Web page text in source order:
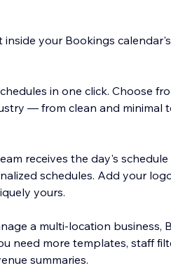
inside your Bookings
in one click. Choose
— from clean and minimal
receives the day's
schedules. Add your
yours.
a multi-location business,
need more templates, staff
summaries.